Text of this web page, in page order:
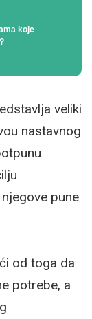
koje
veliki
nastavnog
pune
od toga da
potrebe, a